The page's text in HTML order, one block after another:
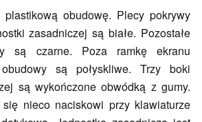
obudowę. Plecy pokrywy
zasadniczej są białe. Pozostałe
są czarne. Poza ramkę ekranu
są połyskliwe. Trzy boki
są wykończone obwódką z gumy.
nieco naciskowi przy klawiaturze